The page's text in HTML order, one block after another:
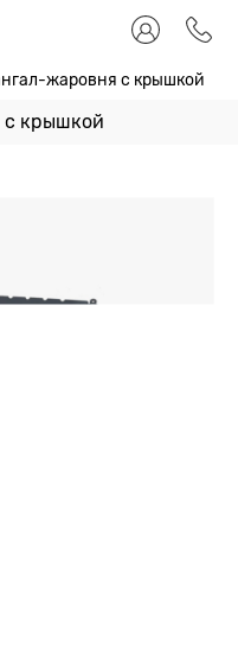
жаровня с крышкой
крышкой